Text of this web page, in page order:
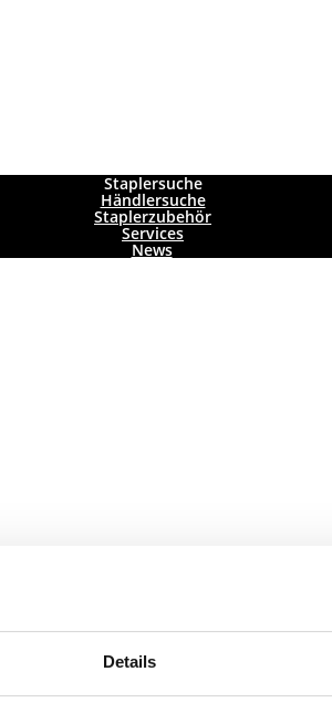
Details
Staplersuche
Händlersuche
Staplerzubehör
Services
News